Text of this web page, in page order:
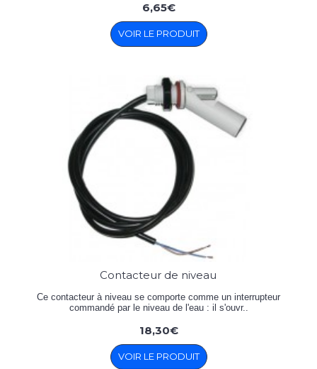
6,65€
VOIR LE PRODUIT
Contacteur de niveau
Ce contacteur à niveau se comporte comme un interrupteur
commandé par le niveau de l'eau : il s'ouvr..
18,30€
VOIR LE PRODUIT